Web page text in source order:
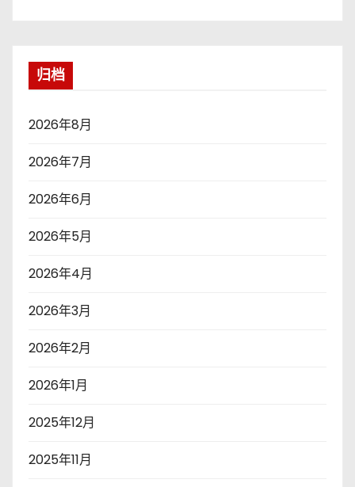
归档
2026年8月
2026年7月
2026年6月
2026年5月
2026年4月
2026年3月
2026年2月
2026年1月
2025年12月
2025年11月